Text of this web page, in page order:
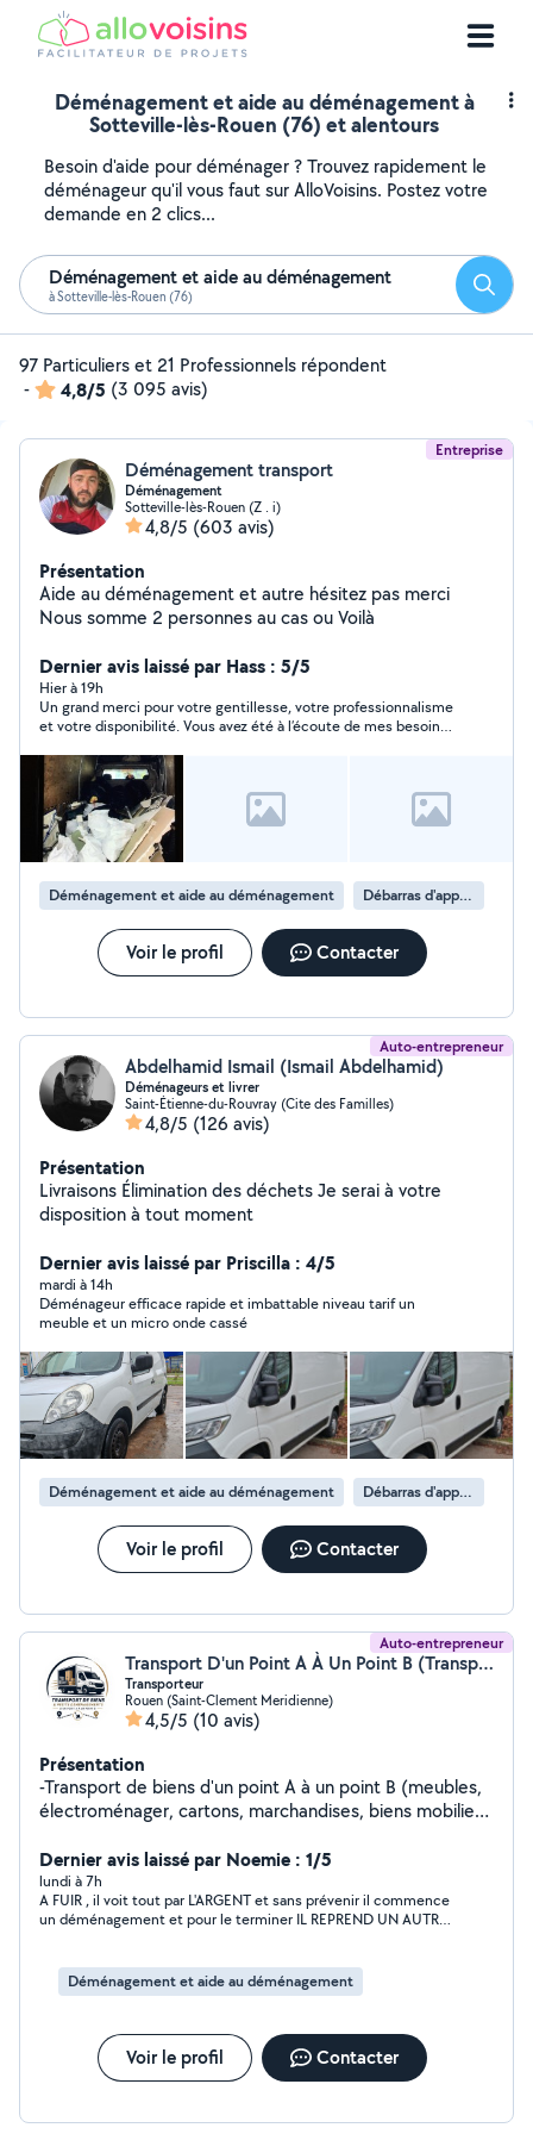
Déménagement et aide au déménagement à
Sotteville-lès-Rouen (76) et alentours
Besoin d'aide pour déménager ? Trouvez rapidement le
déménageur qu'il vous faut sur AlloVoisins. Postez votre
demande en 2 clics...
Déménagement et aide au déménagement
à Sotteville-lès-Rouen (76)
97 Particuliers et 21 Professionnels répondent
-
4,8/5 (3 095 avis)
Entreprise
Déménagement transport
Déménagement
Sotteville-lès-Rouen (Z . i)
4,8/5 (603 avis)
Présentation
Aide au déménagement et autre hésitez pas merci
Nous somme 2 personnes au cas ou Voilà
Dernier avis laissé par Hass : 5/5
Hier à 19h
Un grand merci pour votre gentillesse, votre professionnalisme
et votre disponibilité. Vous avez été à l’écoute de mes besoins
petits imprévus. Tout s’est déroulé dans une excellente
ambiance et avec beaucoup d’efficacité. Je recommande
vivement vos services à tous les voisins qui recherchent une
personne sérieuse, fiable et agréable. Encore merci pour votre
aide !
Déménagement et aide au déménagement Débarras d'appartement
Voir le profil Contacter
Auto-entrepreneur
Abdelhamid Ismail (Ismail Abdelhamid)
Déménageurs et livrer
Saint-Étienne-du-Rouvray (Cite des Familles)
4,8/5 (126 avis)
Présentation
Livraisons Élimination des déchets Je serai à votre
disposition à tout moment
Dernier avis laissé par Priscilla : 4/5
mardi à 14h
Déménageur efficace rapide et imbattable niveau tarif un
meuble et un micro onde cassé
Déménagement et aide au déménagement Débarras d'appartement
Voir le profil Contacter
Auto-entrepreneur
Transport D'un Point A À Un Point B (Transport d'un point A à un point B)
Transporteur
Rouen (Saint-Clement Meridienne)
4,5/5 (10 avis)
Présentation
-Transport de biens d'un point A à un point B (meubles,
électroménager, cartons, marchandises, biens mobiliers
- Petits déménagements - Débarras d'encombrants
DISPONIBLE 7j/7
Dernier avis laissé par Noemie : 1/5
lundi à 7h
A FUIR , il voit tout par L'ARGENT et sans prévenir il commence
un déménagement et pour le terminer IL REPREND UN AUTRE
Monsieur m'indique au départ un tarif de 70 euros pour mon
déménagement ( moi qui est une maman seule avec des
suite cette offre), il arrive seul à 15h pour commencer je l'aide
pendant le déménagement on le fait tout les deux, je ne vois
aucun inconvénient, son papa arrive 2h après pour nous aider,
GRANDE SURPRISE il me REDEMANDE LA SOMME DE 70 euros
Déménagement et aide au déménagement
Voir le profil Contacter